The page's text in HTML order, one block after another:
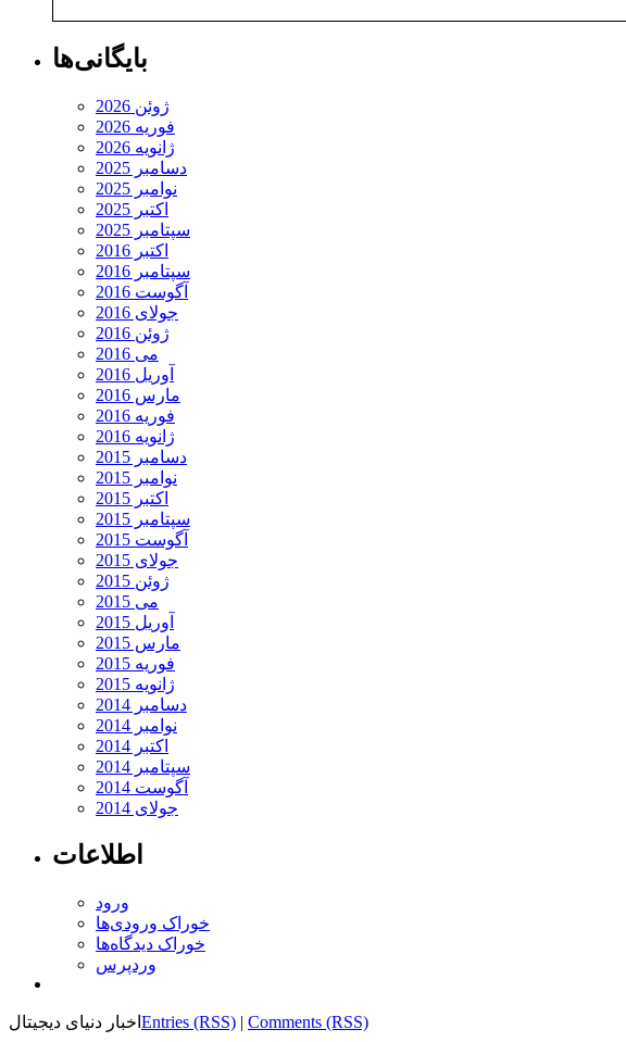
بایگانی‌ها
ژوئن 2026
فوریه 2026
ژانویه 2026
دسامبر 2025
نوامبر 2025
اکتبر 2025
سپتامبر 2025
اکتبر 2016
سپتامبر 2016
آگوست 2016
جولای 2016
ژوئن 2016
می 2016
آوریل 2016
مارس 2016
فوریه 2016
ژانویه 2016
دسامبر 2015
نوامبر 2015
اکتبر 2015
سپتامبر 2015
آگوست 2015
جولای 2015
ژوئن 2015
می 2015
آوریل 2015
مارس 2015
فوریه 2015
ژانویه 2015
دسامبر 2014
نوامبر 2014
اکتبر 2014
سپتامبر 2014
آگوست 2014
جولای 2014
اطلاعات
ورود
خوراک ورودی‌ها
خوراک دیدگاه‌ها
وردپرس
اخبار دنیای دیجیتال Entries (RSS) | Comments (RSS)